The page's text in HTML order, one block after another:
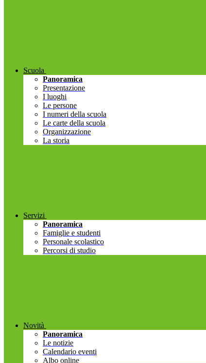
Scuola
Panoramica
Presentazione
I luoghi
Le persone
I numeri della scuola
Le carte della scuola
Organizzazione
La storia
Servizi
Panoramica
Famiglie e studenti
Personale scolastico
Percorsi di studio
Novità
Panoramica
Le notizie
Calendario eventi
Albo online